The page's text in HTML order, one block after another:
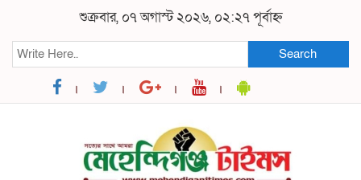
শুক্রবার, ০৭ অগাস্ট ২০২৬, ০২:২৭ পূর্বাহ্ন
Search